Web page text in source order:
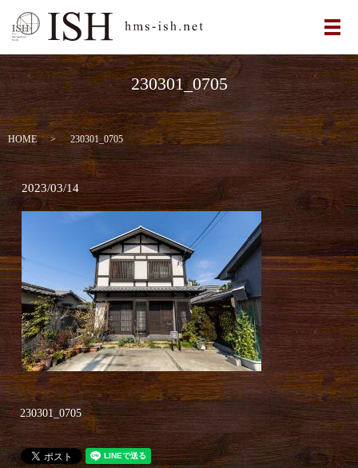
メ
230301_0705
HOME 230301_0705
2023/03/14
230301_0705